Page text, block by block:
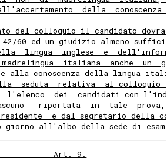
della
del colloquio il candidato
42/60 ed un giudizio almeno
lingua  inglese  e
italiana  anche  un
alla conoscenza della lingua
seduta  relativa  al colloquio
l'elenco  dei  candidati con
riportata  in  tale  prova,
e dal segretario della
giorno all'albo della sede di
Art. 9.